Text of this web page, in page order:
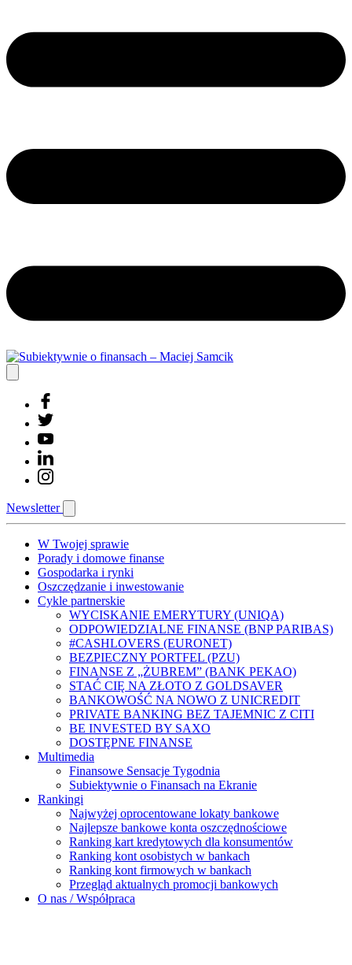
Newsletter
W Twojej sprawie
Porady i domowe finanse
Gospodarka i rynki
Oszczędzanie i inwestowanie
Cykle partnerskie
WYCISKANIE EMERYTURY (UNIQA)
ODPOWIEDZIALNE FINANSE (BNP PARIBAS)
#CASHLOVERS (EURONET)
BEZPIECZNY PORTFEL (PZU)
FINANSE Z „ŻUBREM” (BANK PEKAO)
STAĆ CIĘ NA ZŁOTO Z GOLDSAVER
BANKOWOŚĆ NA NOWO Z UNICREDIT
PRIVATE BANKING BEZ TAJEMNIC Z CITI
BE INVESTED BY SAXO
DOSTĘPNE FINANSE
Multimedia
Finansowe Sensacje Tygodnia
Subiektywnie o Finansach na Ekranie
Rankingi
Najwyżej oprocentowane lokaty bankowe
Najlepsze bankowe konta oszczędnościowe
Ranking kart kredytowych dla konsumentów
Ranking kont osobistych w bankach
Ranking kont firmowych w bankach
Przegląd aktualnych promocji bankowych
O nas / Współpraca